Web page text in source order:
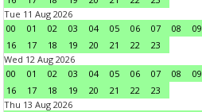
Tue 11 Aug 2026
00
01 02 03 04 05 06 07 08 09
16
17 18 19 20 21 22
23
Wed 12 Aug 2026
00
01 02 03 04 05 06 07 08 09
16
17 18 19 20 21 22
23
Thu 13 Aug 2026